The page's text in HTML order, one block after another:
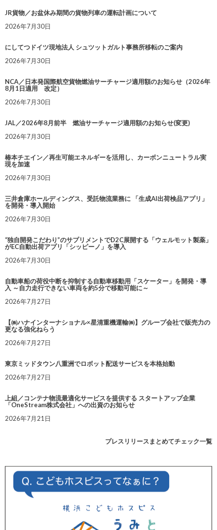
JR貨物／お盆休み期間の貨物列車の運転計画について
2026年7月30日
にしてつドイツ現地法人 シュツットガルト事務所移転のご案内
2026年7月30日
NCA／日本発国際航空貨物燃油サーチャージ適用額のお知らせ（2026年
8月1日適用 改定）
2026年7月30日
JAL／2026年8月前半 燃油サーチャージ適用額のお知らせ(変更)
2026年7月30日
椿本チエイン／再生可能エネルギーを活用し、カーボンニュートラル実
現を加速
2026年7月30日
三井倉庫ホールディングス、受託物流業務に 「生成AI出荷検品アプリ」
を開発・導入開始
2026年7月30日
“独自開発こだわり”のサプリメントでD2C展開する「ウェルモット製薬」
がEC自動出荷アプリ「シッピーノ」を導入
2026年7月30日
自動車船の荷役中断を抑制する自動車移動用「スケーター」を開発・導
入 ～自力走行できない車両を約5分で移動可能に～
2026年7月27日
【㈱ハナインターナショナル×星清重機運輸㈱】グループ会社で販売力の
更なる強化ねらう
2026年7月27日
東京ミッドタウン八重洲でロボット配送サービスを本格始動
2026年7月27日
上組／コンテナ物流最適化サービスを提供する スタートアップ企業
「OneStream株式会社」への出資のお知らせ
2026年7月21日
プレスリリースまとめてチェック一覧